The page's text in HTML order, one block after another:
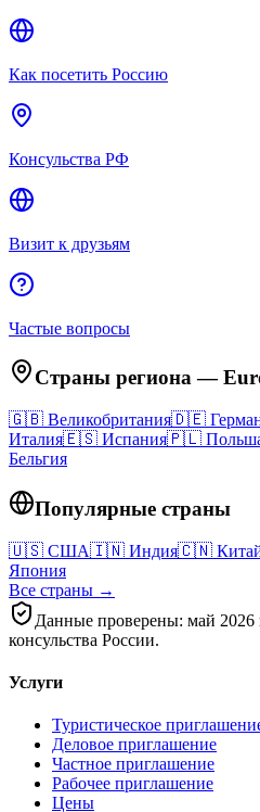
Как посетить Россию
Консульства РФ
Визит к друзьям
Частые вопросы
Страны региона—
🇬🇧 Великобритания🇩🇪
Италия🇪🇸 Испания🇵🇱
Бельгия
Популярные страны
🇺🇸 США🇮🇳 Индия🇨🇳
Япония
Все страны →
Данные проверены: май
консульства России.
Услуги
Туристическое
Деловое приглашение
Частное приглашение
Рабочее приглашение
Цены